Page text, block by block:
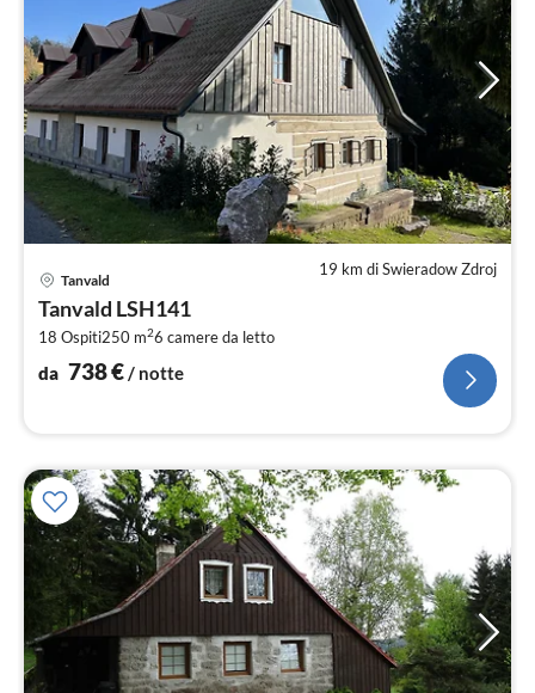
19 km di Swieradow Zdroj
Tanvald
Tanvald LSH141
18 Ospiti250 m26 camere da letto
da 738€ / notte